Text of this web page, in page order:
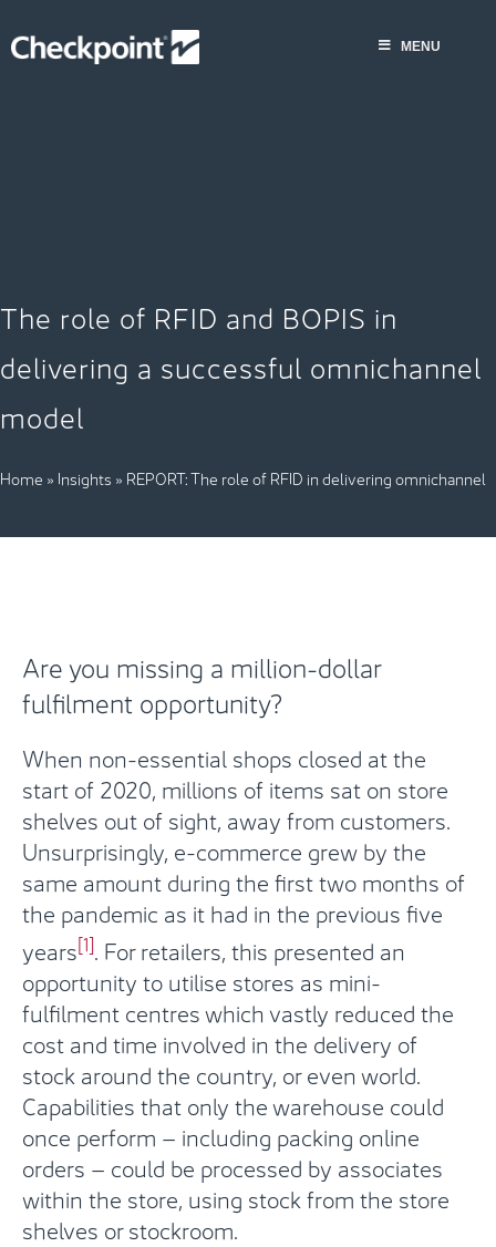
to
MENU
The role of RFID and BOPIS in
delivering a successful omnichannel
model
Home » Insights » REPORT: The role of RFID in delivering omnichannel
Are you missing a million-dollar
fulfilment opportunity?
When non-essential shops closed at the
start of 2020, millions of items sat on store
shelves out of sight, away from customers.
Unsurprisingly, e-commerce grew by the
same amount during the first two months of
the pandemic as it had in the previous five
years[1]. For retailers, this presented an
opportunity to utilise stores as mini-
fulfilment centres which vastly reduced the
cost and time involved in the delivery of
stock around the country, or even world.
Capabilities that only the warehouse could
once perform – including packing online
orders – could be processed by associates
within the store, using stock from the store
shelves or stockroom.